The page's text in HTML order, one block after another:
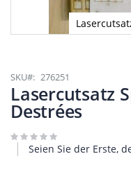
Anfang
der
Bildgalerie
springen
SKU 276251
Lasercutsatz
Destrées
Seien Sie der Erste,